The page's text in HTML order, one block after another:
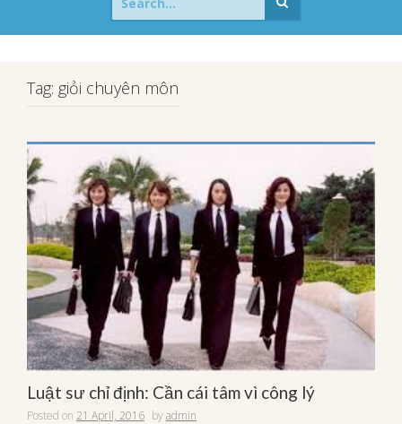
f
:
Tag: giỏi chuyên môn
Luật sư chỉ định: Cần cái tâm vì công lý
Posted on 21 April, 2016 byadmin